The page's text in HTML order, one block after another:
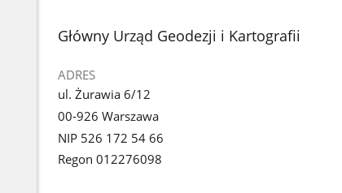
stopka
Główny Urząd Geodezji i Kartografii
ADRES
ul. Żurawia 6/12
00-926 Warszawa
NIP 526 172 54 66
Regon 012276098